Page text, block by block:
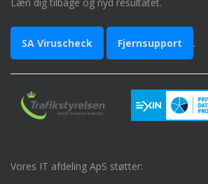
SA Viruscheck Fjernsupport .
Vores IT afdeling ApS støtter: